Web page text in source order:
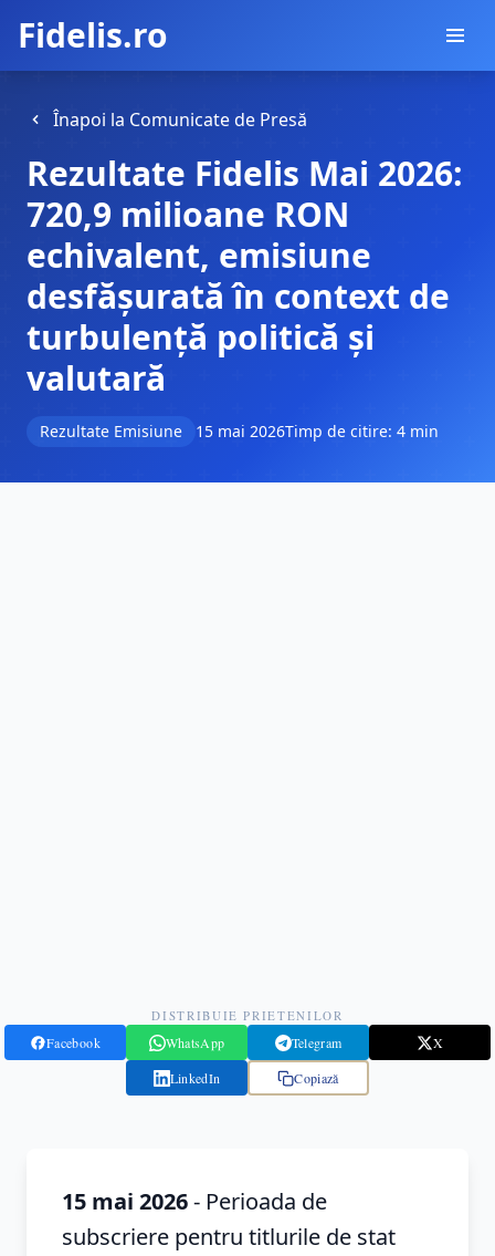
Fidelis.ro
Înapoi la Comunicate de Presă
Rezultate Fidelis Mai 2026:
720,9 milioane RON
echivalent, emisiune
desfășurată în context de
turbulență politică și
valutară
Rezultate Emisiune 15 mai 2026Timp de citire: 4 min
DISTRIBUIE PRIETENILOR
Facebook WhatsApp Telegram
X
LinkedIn
Copiază
15 mai 2026- Perioada de
subscriere pentru titlurile de stat